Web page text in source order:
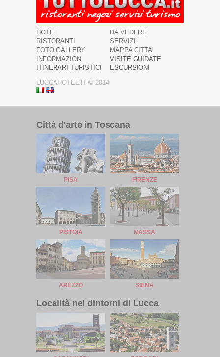
HOTEL
DA VEDERE
RISTORANTI
SERVIZI
FOTO GALLERY
MAPPA CITTA'
INFORMAZIONI
VISITE GUIDATE
ITINERARI TURISTICI
ESCURSIONI
LUCCAHOTEL.IT © 2014
Città d'arte in Toscana
PISA FIRENZE
PISTOIA MASSA
AREZZO SIENA
Località nei dintorni di Lucca